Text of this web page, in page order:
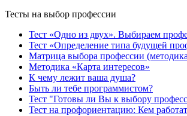
Тесты на выбор профессии
Тест «Одно из двух». Выбираем
Тест «Определение типа будущей
Матрица выбора профессии
Методика «Карта интересов»
К чему лежит ваша душа?
Быть ли тебе программистом?
Тест "Готовы ли Вы к выбору
Тест на профориентацию: Кем